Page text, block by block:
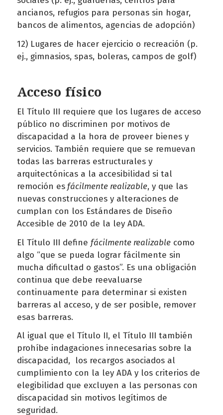
ancianos, refugios para personas sin hogar,
bancos de alimentos, agencias de adopción)
12) Lugares de hacer ejercicio o recreación (p.
ej., gimnasios, spas, boleras, campos de golf)
Acceso físico
El Título III requiere que los lugares de acceso
público no discriminen por motivos de
discapacidad a la hora de proveer bienes y
servicios. También requiere que se remuevan
todas las barreras estructurales y
arquitectónicas a la accesibilidad si tal
remoción esfácilmente realizable, y que las
nuevas construcciones y alteraciones de
cumplan con los Estándares de Diseño
Accesible de 2010 de la ley ADA.
El Título III define fácilmente realizable como
algo “que se pueda lograr fácilmente sin
mucha dificultad o gastos”. Es una obligación
continua que debe reevaluarse
continuamente para determinar si existen
barreras al acceso, y de ser posible, remover
esas barreras.
Al igual que el Título II, el Título III también
prohíbe indagaciones innecesarias sobre la
discapacidad, los recargos asociados al
cumplimiento con la ley ADA y los criterios de
elegibilidad que excluyen a las personas con
discapacidad sin motivos legítimos de
seguridad.